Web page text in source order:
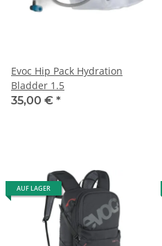
Evoc Hip Pack Hydration
Bladder 1.5
35,00 € *
AUF LAGER